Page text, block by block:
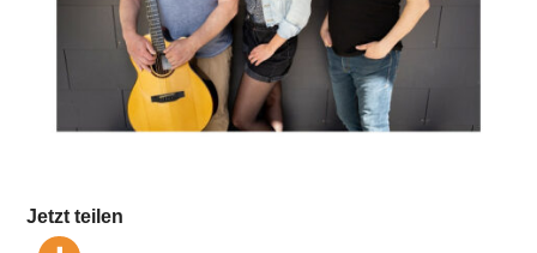
Jetzt teilen